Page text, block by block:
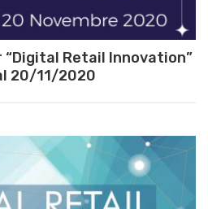
Retail Innovation”
20/11/2020